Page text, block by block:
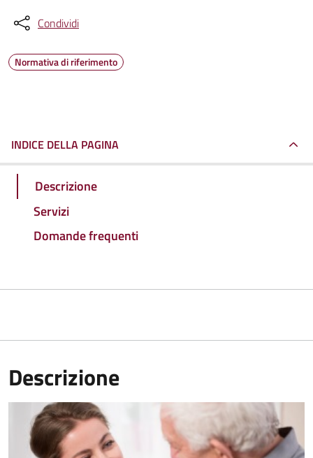
Condividi
Normativa di riferimento
INDICE DELLA PAGINA
Descrizione
Servizi
Domande frequenti
Descrizione